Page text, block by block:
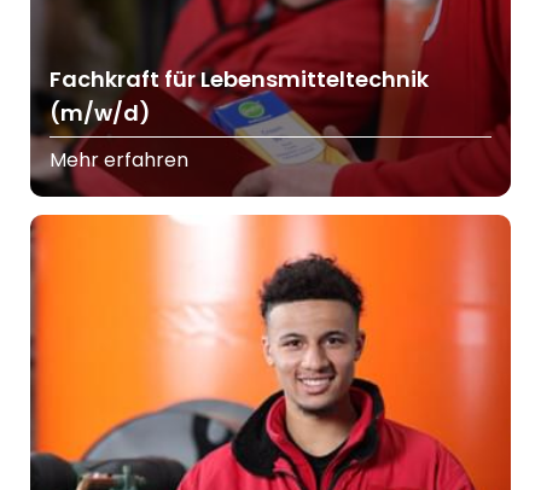
Fachkraft für Lebensmitteltechnik
(m/w/d)
Mehr erfahren